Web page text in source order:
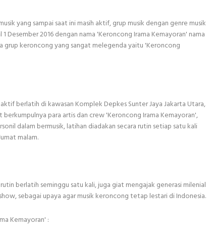
yang sampai saat ini masih aktif, grup musik dengan genre musik
Desember 2016 dengan nama 'Keroncong Irama Kemayoran' nama
grup keroncong yang sangat melegenda yaitu 'Keroncong
berlatih di kawasan Komplek Depkes Sunter Jaya Jakarta Utara,
para artis dan crew 'Keroncong Irama Kemayoran',
dalam bermusik, latihan diadakan secara rutin setiap satu kali
malam.
berlatih seminggu satu kali, juga giat mengajak generasi milenial
sebagai upaya agar musik keroncong tetap lestari di Indonesia.
Kemayoran' :